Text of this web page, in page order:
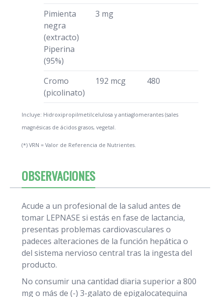
Pimienta
negra
(extracto)
Piperina
(95%)
3 mg
Cromo
(picolinato)
192 mcg 480
Incluye: Hidroxipropilmetilcelulosa y antiaglomerantes (sales
magnésicas de ácidos grasos, vegetal.
(*) VRN = Valor de Referencia de Nutrientes.
OBSERVACIONES
Acude a un profesional de la salud antes de
tomar LEPNASE si estás en fase de lactancia,
presentas problemas cardiovasculares o
padeces alteraciones de la función hepática o
del sistema nervioso central tras la ingesta del
producto.
No consumir una cantidad diaria superior a 800
mg o más de (-) 3-galato de epigalocatequina